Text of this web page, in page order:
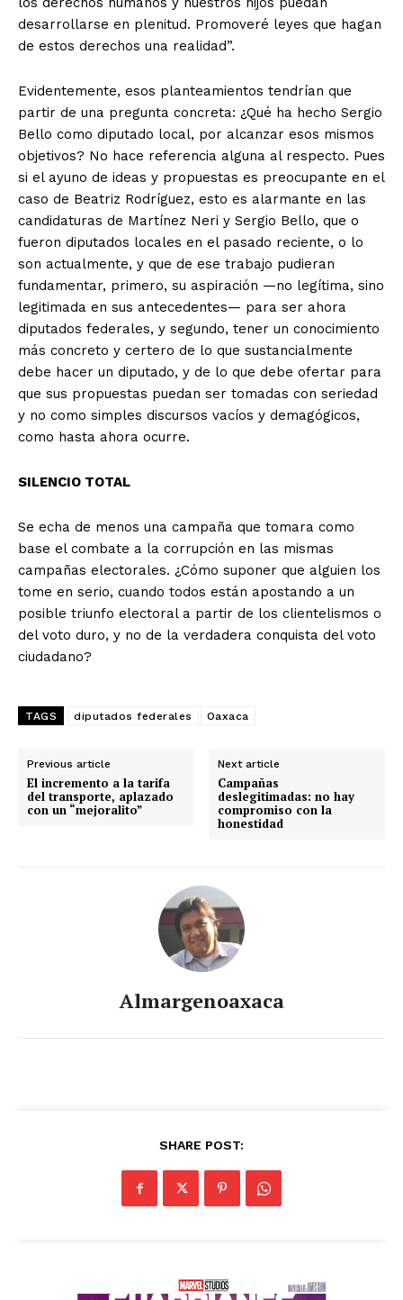
desarrollarse en plenitud. Promoveré leyes que hagan
de estos derechos una realidad”.
Evidentemente, esos planteamientos tendrían que
partir de una pregunta concreta: ¿Qué ha hecho Sergio
Bello como diputado local, por alcanzar esos mismos
objetivos? No hace referencia alguna al respecto. Pues
si el ayuno de ideas y propuestas es preocupante en el
caso de Beatriz Rodríguez, esto es alarmante en las
candidaturas de Martínez Neri y Sergio Bello, que o
fueron diputados locales en el pasado reciente, o lo
son actualmente, y que de ese trabajo pudieran
fundamentar, primero, su aspiración —no legítima, sino
legitimada en sus antecedentes— para ser ahora
diputados federales, y segundo, tener un conocimiento
más concreto y certero de lo que sustancialmente
debe hacer un diputado, y de lo que debe ofertar para
que sus propuestas puedan ser tomadas con seriedad
y no como simples discursos vacíos y demagógicos,
como hasta ahora ocurre.
SILENCIO TOTAL
Se echa de menos una campaña que tomara como
base el combate a la corrupción en las mismas
campañas electorales. ¿Cómo suponer que alguien los
tome en serio, cuando todos están apostando a un
posible triunfo electoral a partir de los clientelismos o
del voto duro, y no de la verdadera conquista del voto
ciudadano?
TAGS diputados federales Oaxaca
Previous article
El incremento a la tarifa
del transporte, aplazado
con un “mejoralito”
Next article
Campañas
deslegitimadas: no hay
compromiso con la
honestidad
Almargenoaxaca
SHARE POST: